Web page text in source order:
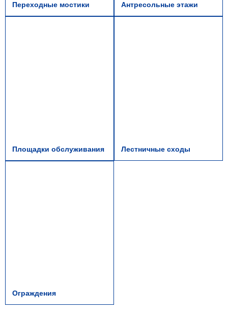
Переходные мостики Антресольные этажи
Площадки обслуживания Лестничные сходы
Ограждения